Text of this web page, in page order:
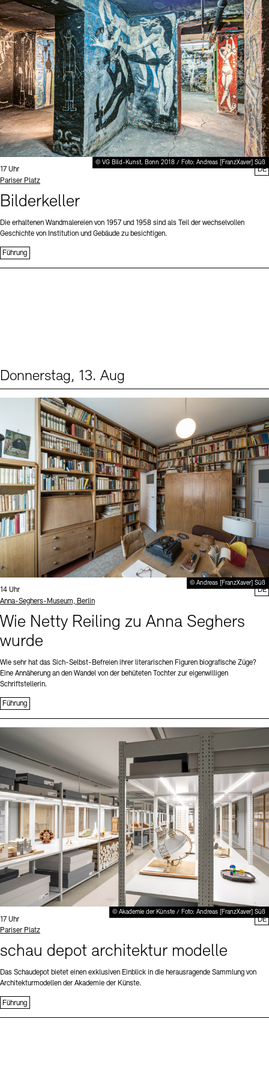
Stellenangebote Newsletter Presse
Nachhaltigkeit Kontakt
Digitale Sammlungen Exil-Archive
© VG Bild-Kunst, Bonn 2018 / Foto: Andreas [FranzXaver] Süß
Uhrzeit:
17 Uhr
Standort
Pariser Platz
Bilderkeller
Die erhaltenen Wandmalereien von 1957 und 1958 sind als Teil der wechselvollen
Geschichte von Institution und Gebäude zu besichtigen.
Führung
DE
Donnerstag, 13. Aug
© Andreas [FranzXaver] Süß
Uhrzeit:
14 Uhr
Standort
Anna-Seghers-Museum, Berlin
Wie Netty Reiling zu Anna Seghers
wurde
Wie sehr hat das Sich-Selbst-Befreien ihrer literarischen Figuren biografische Züge?
Eine Annäherung an den Wandel von der behüteten Tochter zur eigenwilligen
Schriftstellerin.
Führung
DE
© Akademie der Künste / Foto: Andreas [FranzXaver] Süß
Uhrzeit:
17 Uhr
Standort
Pariser Platz
schau depot architektur modelle
Das Schaudepot bietet einen exklusiven Einblick in die herausragende Sammlung von
Architekturmodellen der Akademie der Künste.
Führung
DE